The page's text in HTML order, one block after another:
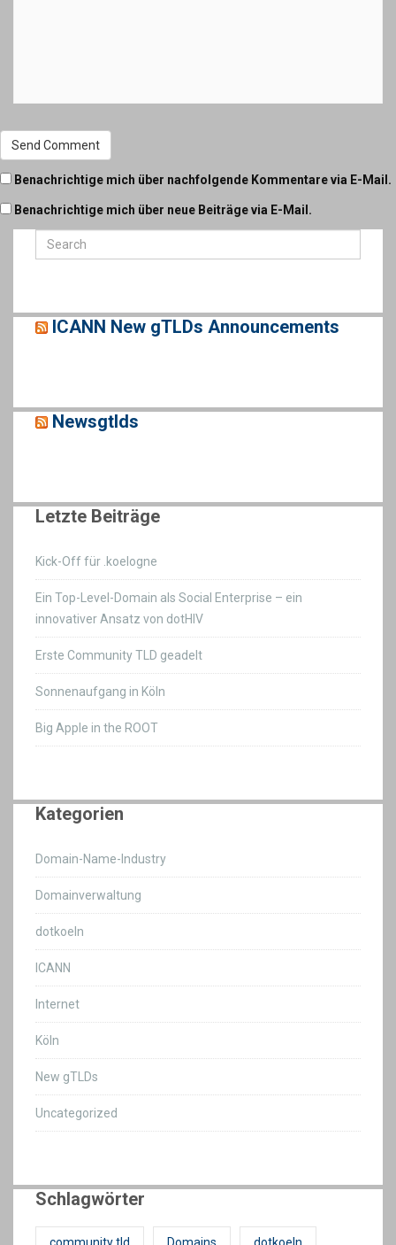
Benachrichtige mich über nachfolgende Kommentare via E-Mail.
Benachrichtige mich über neue Beiträge via E-Mail.
ICANN New gTLDs Announcements
Newsgtlds
Letzte Beiträge
Kick-Off für .koelogne
Ein Top-Level-Domain als Social Enterprise – ein
innovativer Ansatz von dotHIV
Erste Community TLD geadelt
Sonnenaufgang in Köln
Big Apple in the ROOT
Kategorien
Domain-Name-Industry
Domainverwaltung
dotkoeln
ICANN
Internet
Köln
New gTLDs
Uncategorized
Schlagwörter
community tld Domains dotkoeln